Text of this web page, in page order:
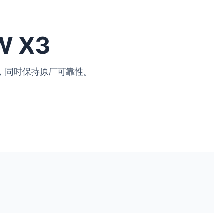
X3
时保持原厂可靠性。